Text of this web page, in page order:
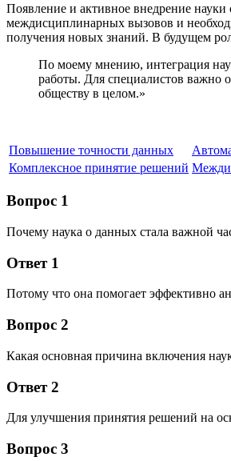
Появление и активное внедрение
междисциплинарных вызовов и
получения новых знаний. В будущем
По моему мнению, интеграция
работы. Для специалистов важно
обществу в целом.»
Повышение точности данных
Комплексное принятие решений
Вопрос 1
Почему наука о данных стала важной
Ответ 1
Потому что она помогает эффективно
Вопрос 2
Какая основная причина включения
Ответ 2
Для улучшения принятия решений на
Вопрос 3